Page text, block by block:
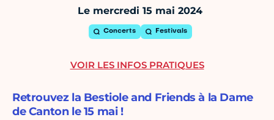
Le mercredi 15 mai 2024
Concerts Festivals
Retrouvez la Bestiole and Friends à la Dame
de Canton le 15 mai !
VOIR LES INFOS PRATIQUES